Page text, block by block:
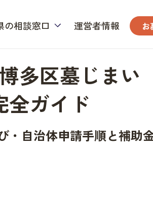
の相談窓口 運営者情報 お
多区墓じまい
全ガイド
・自治体申請手順と補助